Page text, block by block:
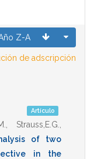
de adscripción
Artículo
Strauss,E.G.
of two
in the